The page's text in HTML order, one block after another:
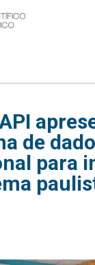
de
para